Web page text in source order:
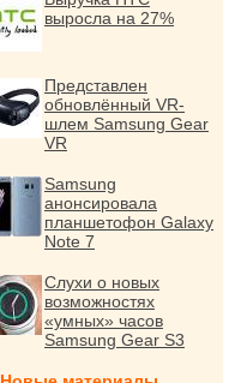
выросла на 27%
Представлен
обновлённый VR-
шлем Samsung Gear
VR
Samsung
анонсировала
планшетофон Galaxy
Note 7
Слухи о новых
возможностях
«умных» часов
Samsung Gear S3